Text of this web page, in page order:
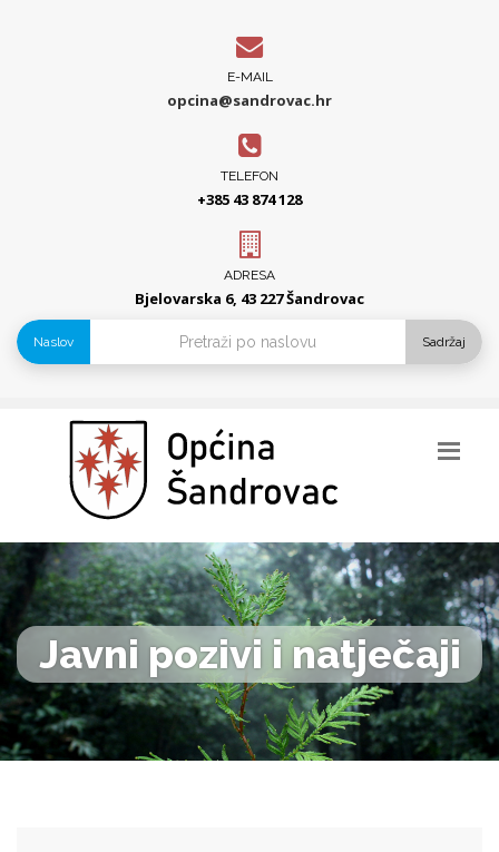
E-MAIL
opcina@sandrovac.hr
TELEFON
+385 43 874 128
ADRESA
Bjelovarska 6, 43 227 Šandrovac
Naslov Sadržaj
Javni pozivi i natječaji